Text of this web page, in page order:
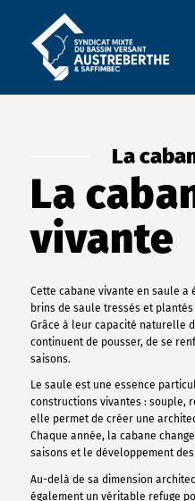
La
La
vivante
Cette cabane vivante en saule a
brins de saule tressés et
Grâce à leur capacité naturelle
continuent de pousser, de se
saisons.
Le saule est une essence
constructions vivantes : souple,
elle permet de créer une
Chaque année, la cabane
saisons et le développement
Au-delà de sa dimension
également un véritable refuge